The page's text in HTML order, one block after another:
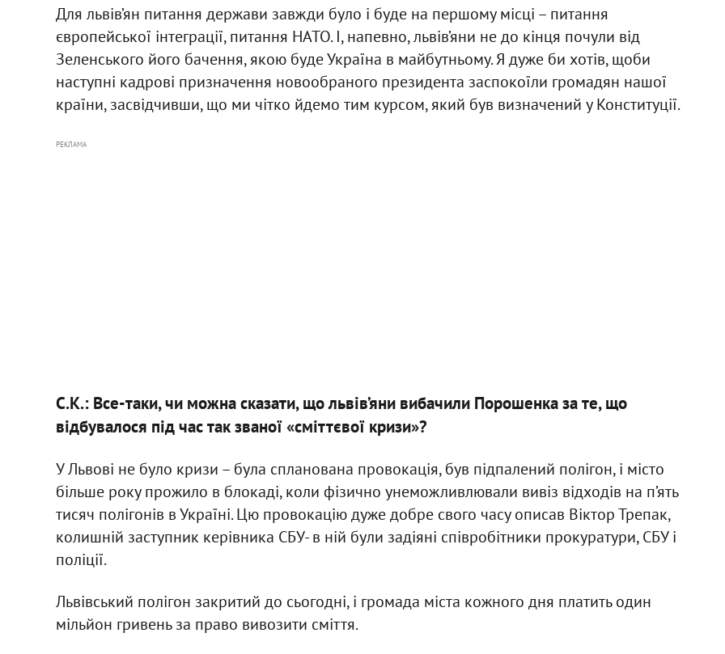
Для львів’ян питання держави завжди було і буде на першому місці – питання
європейської інтеграції, питання НАТО. І, напевно, львів’яни не до кінця почули від
Зеленського його бачення, якою буде Україна в майбутньому. Я дуже би хотів, щоби
наступні кадрові призначення новообраного президента заспокоїли громадян нашої
країни, засвідчивши, що ми чітко йдемо тим курсом, який був визначений у Конституції.
РЕКЛАМА
С.К.: Все-таки, чи можна сказати, що львів’яни вибачили Порошенка за те, що
відбувалося під час так званої «сміттєвої кризи»?
У Львові не було кризи – була спланована провокація, був підпалений полігон, і місто
більше року прожило в блокаді, коли фізично унеможливлювали вивіз відходів на п’ять
тисяч полігонів в Україні. Цю провокацію дуже добре свого часу описав Віктор Трепак,
колишній заступник керівника СБУ- в ній були задіяні співробітники прокуратури, СБУ і
поліції.
Львівський полігон закритий до сьогодні, і громада міста кожного дня платить один
мільйон гривень за право вивозити сміття.